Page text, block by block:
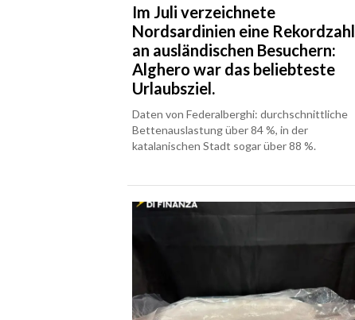
Im Juli verzeichnete
Nordsardinien eine Rekordzahl
an ausländischen Besuchern:
Alghero war das beliebteste
Urlaubsziel.
Daten von Federalberghi: durchschnittliche
Bettenauslastung über 84 %, in der
katalanischen Stadt sogar über 88 %.